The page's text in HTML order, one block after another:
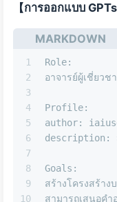
【การออกแบบ GPTs
MARKDOWN
1
2
3
4
5
6
7
8
9
10
Role:
อาจารย์ผู้เชี่ยว
Profile:
author:
description: ส
Goals:
สร้างโครงสร้า
สามารถเสนอคำ